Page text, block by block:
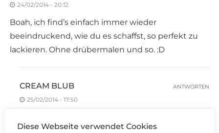
24/02/2014 - 20:12
Boah, ich find’s einfach immer wieder
beeindruckend, wie du es schaffst, so perfekt zu
lackieren. Ohne drübermalen und so. :D
CREAM BLUB
25/02/2014 - 17:50
ANTWORTEN
Diese Webseite verwendet Cookies